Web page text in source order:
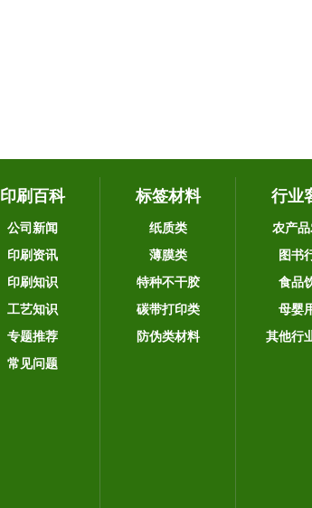
印刷百科
公司新闻
印刷资讯
印刷知识
工艺知识
专题推荐
常见问题
标签材料
纸质类
薄膜类
特种不干胶
碳带打印类
防伪类材料
行业
农产
图书
食品
母婴
其他行